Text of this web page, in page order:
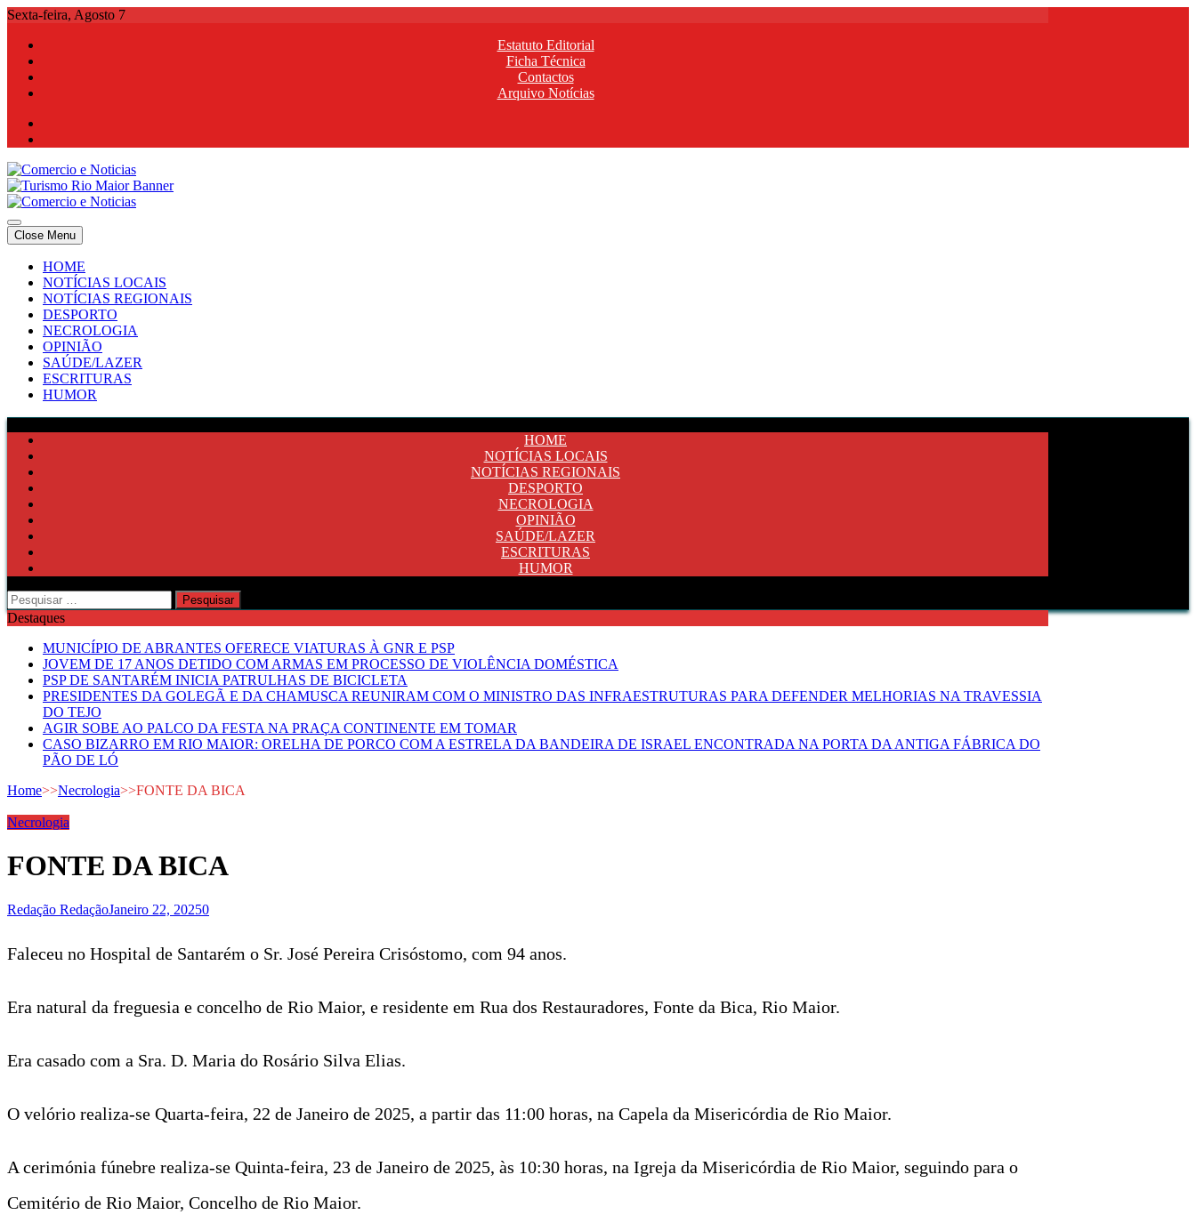
Skip
content
Sexta-feira, Agosto 7
Estatuto Editorial
Ficha Técnica
Contactos
Arquivo Notícias
Comercio e Noticias
Notícias e Publicidade Online
Comercio e Noticias
Notícias e Publicidade Online
Close Menu
HOME
NOTÍCIAS LOCAIS
NOTÍCIAS REGIONAIS
DESPORTO
NECROLOGIA
OPINIÃO
SAÚDE/LAZER
ESCRITURAS
HUMOR
HOME
NOTÍCIAS LOCAIS
NOTÍCIAS REGIONAIS
DESPORTO
NECROLOGIA
OPINIÃO
SAÚDE/LAZER
ESCRITURAS
HUMOR
Pesquisar
por:
Destaques
MUNICÍPIO DE ABRANTES OFERECE VIATURAS À GNR E PSP
JOVEM DE 17 ANOS DETIDO COM ARMAS EM PROCESSO DE VIOLÊNCIA DOMÉSTICA
PSP DE SANTARÉM INICIA PATRULHAS DE BICICLETA
PRESIDENTES DA GOLEGÃ E DA CHAMUSCA REUNIRAM COM O MINISTRO DAS INFRAESTRUTURAS PARA DEFENDER MELHORIAS NA TRAVESSIA
DO TEJO
AGIR SOBE AO PALCO DA FESTA NA PRAÇA CONTINENTE EM TOMAR
CASO BIZARRO EM RIO MAIOR: ORELHA DE PORCO COM A ESTRELA DA BANDEIRA DE ISRAEL ENCONTRADA NA PORTA DA ANTIGA FÁBRICA DO
PÃO DE LÓ
Home>>Necrologia>>FONTE DA BICA
Necrologia
FONTE DA BICA
Redação RedaçãoJaneiro 22, 20250
Faleceu no Hospital de Santarém o Sr. José Pereira Crisóstomo, com 94 anos.
Era natural da freguesia e concelho de Rio Maior, e residente em Rua dos Restauradores, Fonte da Bica, Rio Maior.
Era casado com a Sra. D. Maria do Rosário Silva Elias.
O velório realiza-se Quarta-feira, 22 de Janeiro de 2025, a partir das 11:00 horas, na Capela da Misericórdia de Rio Maior.
A cerimónia fúnebre realiza-se Quinta-feira, 23 de Janeiro de 2025, às 10:30 horas, na Igreja da Misericórdia de Rio Maior, seguindo para o
Cemitério de Rio Maior, Concelho de Rio Maior.